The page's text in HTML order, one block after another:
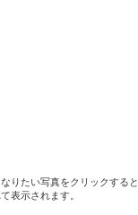
りたい写真をクリックすると
表示されます。